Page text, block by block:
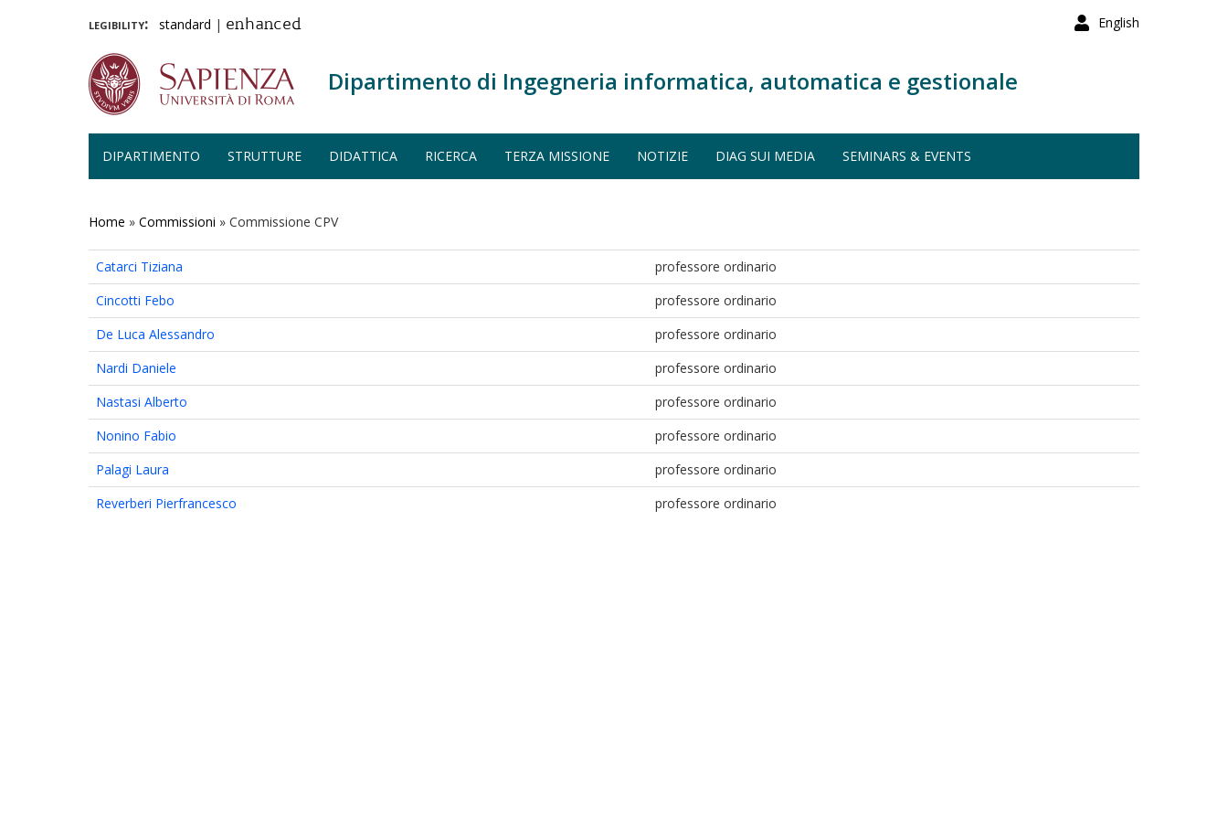
English
legibility: standard | enhanced
Dipartimento di Ingegneria informatica, automatica e gestionale
DIPARTIMENTO STRUTTURE DIDATTICA RICERCA TERZA MISSIONE NOTIZIE DIAG SUI MEDIA SEMINARS & EVENTS
Home » Commissioni » Commissione CPV
Catarci Tiziana
professore ordinario
Cincotti Febo
professore ordinario
De Luca Alessandro
professore ordinario
Nardi Daniele
professore ordinario
Nastasi Alberto
professore ordinario
Nonino Fabio
professore ordinario
Palagi Laura
professore ordinario
Reverberi Pierfrancesco
professore ordinario